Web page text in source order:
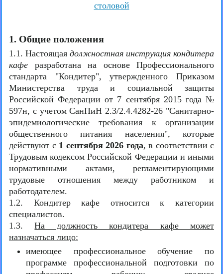
столовой
1. Общие положения
1.1. Настоящая должностная инструкция кондитера
кафе разработана на основе Профессионального
стандарта "Кондитер", утвержденного Приказом
Министерства труда и социальной защиты
Российской Федерации от 7 сентября 2015 года №
597н, с учетом СанПиН 2.3/2.4.4282-26 "Санитарно-
эпидемиологические требования к организации
общественного питания населения", которые
действуют с 1 сентября 2026 года, в соответствии с
Трудовым кодексом Российской Федерации и иными
нормативными актами, регламентирующими
трудовые отношения между работником и
работодателем.
1.2. Кондитер кафе относится к категории
специалистов.
1.3.На должность кондитера кафе может
назначаться лицо:
имеющее профессиональное обучение по
программе профессиональной подготовки по